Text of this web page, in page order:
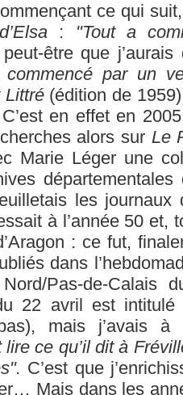
ce qui
: "Tout a
être que
commencé par un
Littré(édition de 1959)
en effet en
alors sur Le
Marie Léger une
les
à l’année 50 et,
: ce fut,
dans
Pas-de-Calais
22 avril est
mais j’avais à
lire ce qu’il dit à
C’est que
Mais dans les